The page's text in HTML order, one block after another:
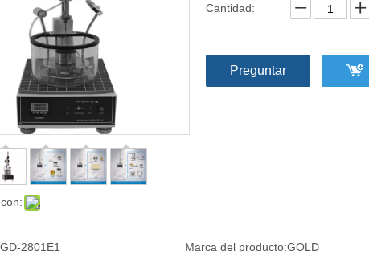
Cantidad:
Preguntar
GD-2801E1 Marca del producto:GOLD